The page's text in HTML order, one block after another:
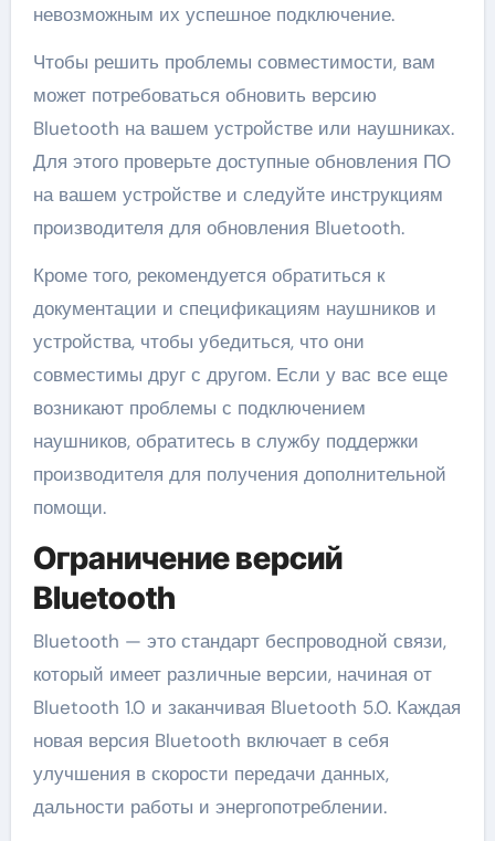
невозможным их успешное подключение.
Чтобы решить проблемы совместимости, вам
может потребоваться обновить версию
Bluetooth на вашем устройстве или наушниках.
Для этого проверьте доступные обновления ПО
на вашем устройстве и следуйте инструкциям
производителя для обновления Bluetooth.
Кроме того, рекомендуется обратиться к
документации и спецификациям наушников и
устройства, чтобы убедиться, что они
совместимы друг с другом. Если у вас все еще
возникают проблемы с подключением
наушников, обратитесь в службу поддержки
производителя для получения дополнительной
помощи.
Ограничение версий
Bluetooth
Bluetooth — это стандарт беспроводной связи,
который имеет различные версии, начиная от
Bluetooth 1.0 и заканчивая Bluetooth 5.0. Каждая
новая версия Bluetooth включает в себя
улучшения в скорости передачи данных,
дальности работы и энергопотреблении.